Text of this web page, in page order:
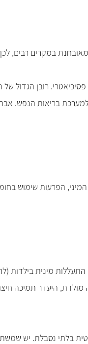
במקרים רבים,
הפרעות שימוש
התעללות מינית בילדות
היעדר תמיכה
בלתי נסבלת. יש